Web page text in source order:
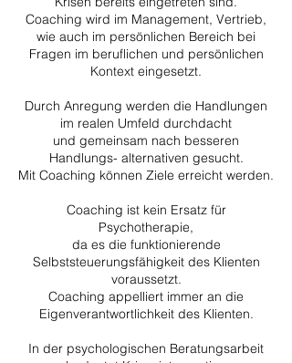
Coaching wird im Management, Vertrieb,
wie auch im persönlichen Bereich bei
Fragen im beruflichen und persönlichen
Kontext eingesetzt.
Durch Anregung werden die Handlungen
im realen Umfeld durchdacht
und gemeinsam nach besseren
Handlungs- alternativen gesucht.
Mit Coaching können Ziele erreicht werden.
Coaching ist kein Ersatz für
Psychotherapie,
da es die funktionierende
Selbststeuerungsfähigkeit des Klienten
voraussetzt.
Coaching appelliert immer an die
Eigenverantwortlichkeit des Klienten.
In der psychologischen Beratungsarbeit